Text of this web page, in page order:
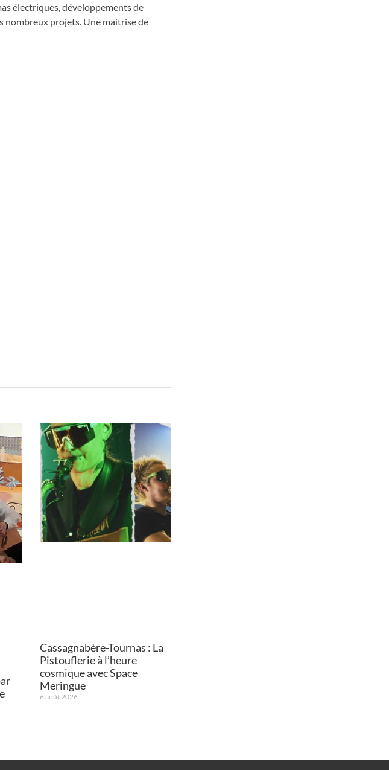
électriques, développements de
nombreux projets. Une maitrise de
Cassagnabère-Tournas : La
Pistouflerie à l’heure
cosmique avec Space
Meringue
6 août 2026